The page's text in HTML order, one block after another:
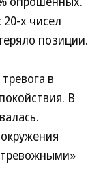
х чисел
позиции.
в
В